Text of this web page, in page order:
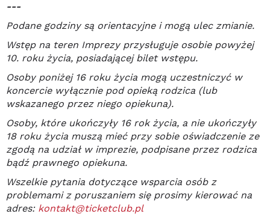
---
Podane godziny są orientacyjne i mogą ulec zmianie.
Wstęp na teren Imprezy przysługuje osobie powyżej
10. roku życia, posiadającej bilet wstępu.
Osoby poniżej 16 roku życia mogą uczestniczyć w
koncercie wyłącznie pod opieką rodzica (lub
wskazanego przez niego opiekuna).
Osoby, które ukończyły 16 rok życia, a nie ukończyły
18 roku życia muszą mieć przy sobie oświadczenie ze
zgodą na udział w imprezie, podpisane przez rodzica
bądź prawnego opiekuna.
Wszelkie pytania dotyczące wsparcia osób z
problemami z poruszaniem się prosimy kierować na
adres: kontakt@ticketclub.pl